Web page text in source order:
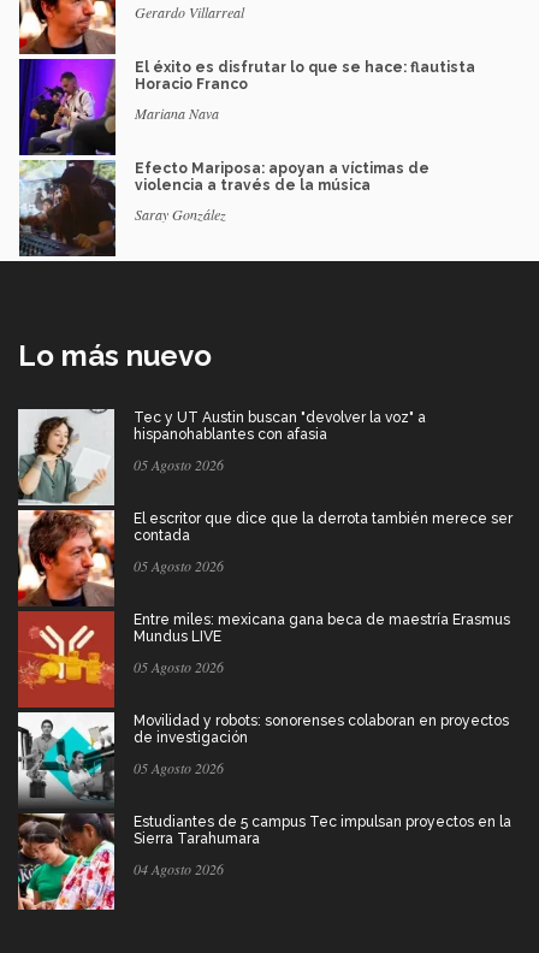
Gerardo Villarreal
El éxito es disfrutar lo que se hace: flautista
Horacio Franco
Mariana Nava
Efecto Mariposa: apoyan a víctimas de
violencia a través de la música
Saray González
Lo más nuevo
Tec y UT Austin buscan "devolver la voz" a
hispanohablantes con afasia
05 Agosto 2026
El escritor que dice que la derrota también merece ser
contada
05 Agosto 2026
Entre miles: mexicana gana beca de maestría Erasmus
Mundus LIVE
05 Agosto 2026
Movilidad y robots: sonorenses colaboran en proyectos
de investigación
05 Agosto 2026
Estudiantes de 5 campus Tec impulsan proyectos en la
Sierra Tarahumara
04 Agosto 2026